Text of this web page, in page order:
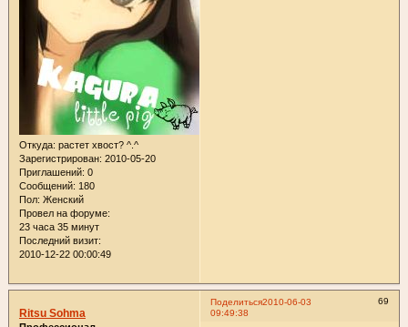
Откуда: растет хвост? ^.^
Зарегистрирован: 2010-05-20
Приглашений: 0
Сообщений: 180
Пол: Женский
Провел на форуме:
23 часа 35 минут
Последний визит:
2010-12-22 00:00:49
Поделиться 69
2010-06-03
09:49:38
Ritsu Sohma